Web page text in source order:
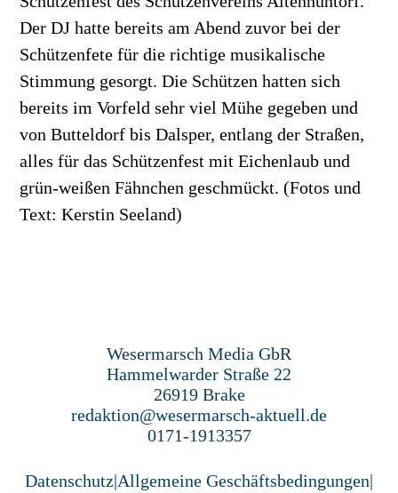
Der DJ hatte bereits am Abend zuvor bei der
Schützenfete für die richtige musikalische
Stimmung gesorgt. Die Schützen hatten sich
bereits im Vorfeld sehr viel Mühe gegeben und
von Butteldorf bis Dalsper, entlang der Straßen,
alles für das Schützenfest mit Eichenlaub und
grün-weißen Fähnchen geschmückt. (Fotos und
Text: Kerstin Seeland)
Wesermarsch Media GbR
Hammelwarder Straße 22
26919 Brake
redaktion@wesermarsch-aktuell.de
0171-1913357
Datenschutz|Allgemeine Geschäftsbedingungen|